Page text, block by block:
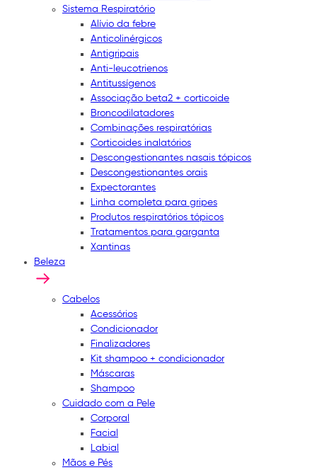
Sistema Respiratório
Alívio da febre
Anticolinérgicos
Antigripais
Anti-leucotrienos
Antitussígenos
Associação beta2 + corticoide
Broncodilatadores
Combinações respiratórias
Corticoides inalatórios
Descongestionantes nasais tópicos
Descongestionantes orais
Expectorantes
Linha completa para gripes
Produtos respiratórios tópicos
Tratamentos para garganta
Xantinas
Beleza
Cabelos
Acessórios
Condicionador
Finalizadores
Kit shampoo + condicionador
Máscaras
Shampoo
Cuidado com a Pele
Corporal
Facial
Labial
Mãos e Pés